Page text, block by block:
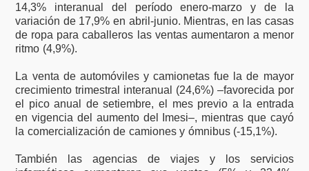
14,3% interanual del período enero-marzo y de la
variación de 17,9% en abril-junio. Mientras, en las casas
de ropa para caballeros las ventas aumentaron a menor
ritmo (4,9%).
La venta de automóviles y camionetas fue la de mayor
crecimiento trimestral interanual (24,6%) –favorecida por
el pico anual de setiembre, el mes previo a la entrada
en vigencia del aumento del Imesi–, mientras que cayó
la comercialización de camiones y ómnibus (-15,1%).
También las agencias de viajes y los servicios